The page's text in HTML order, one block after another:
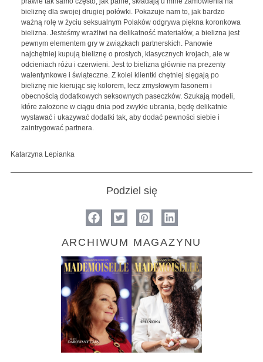
bieliznę dla swojej drugiej połówki. Pokazuje nam to, jak bardzo
ważną rolę w życiu seksualnym Polaków odgrywa piękna koronkowa
bielizna. Jesteśmy wrażliwi na delikatność materiałów, a bielizna jest
pewnym elementem gry w związkach partnerskich. Panowie
najchętniej kupują bieliznę o prostych, klasycznych krojach, ale w
odcieniach różu i czerwieni. Jest to bielizna głównie na prezenty
walentynkowe i świąteczne. Z kolei klientki chętniej sięgają po
bieliznę nie kierując się kolorem, lecz zmysłowym fasonem i
obecnością dodatkowych seksownych paseczków. Szukają modeli,
które założone w ciągu dnia pod zwykłe ubrania, będę delikatnie
wystawać i ukazywać dodatki tak, aby dodać pewności siebie i
zaintrygować partnera.
Katarzyna Lepianka
Podziel się
ARCHIWUM MAGAZYNU